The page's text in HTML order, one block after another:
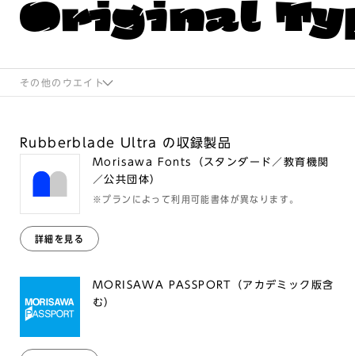
Original
その他のウエイト
Rubberblade Ultra の収録製品
Morisawa Fonts（スタンダード／教育機関
／公共団体）
※プランによって利用可能書体が異なります。
詳細を見る
MORISAWA PASSPORT（アカデミック版含
む）